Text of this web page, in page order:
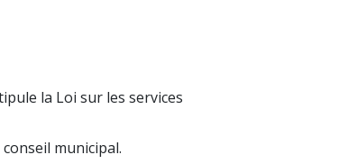
la Loi sur les services
municipal.